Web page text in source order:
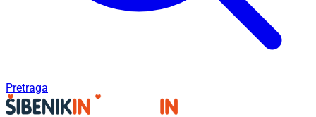
Pretraga